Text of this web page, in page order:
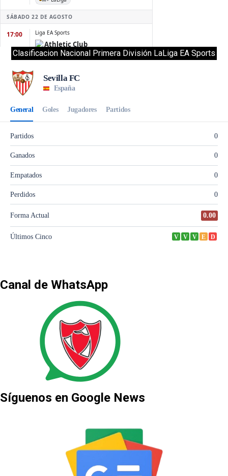
Clasificacion Nacional Primera División LaLiga EA Sports
Canal de WhatsApp
Síguenos en Google News